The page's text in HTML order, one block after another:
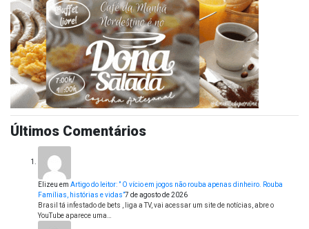
Últimos Comentários
Elizeu em Artigo do leitor: ” O vício em jogos não rouba apenas dinheiro. Rouba
Famílias, histórias e vidas”7 de agosto de 2026
Brasil tá infestado de bets , liga a TV, vai acessar um site de notícias, abre o
YouTube aparece uma…